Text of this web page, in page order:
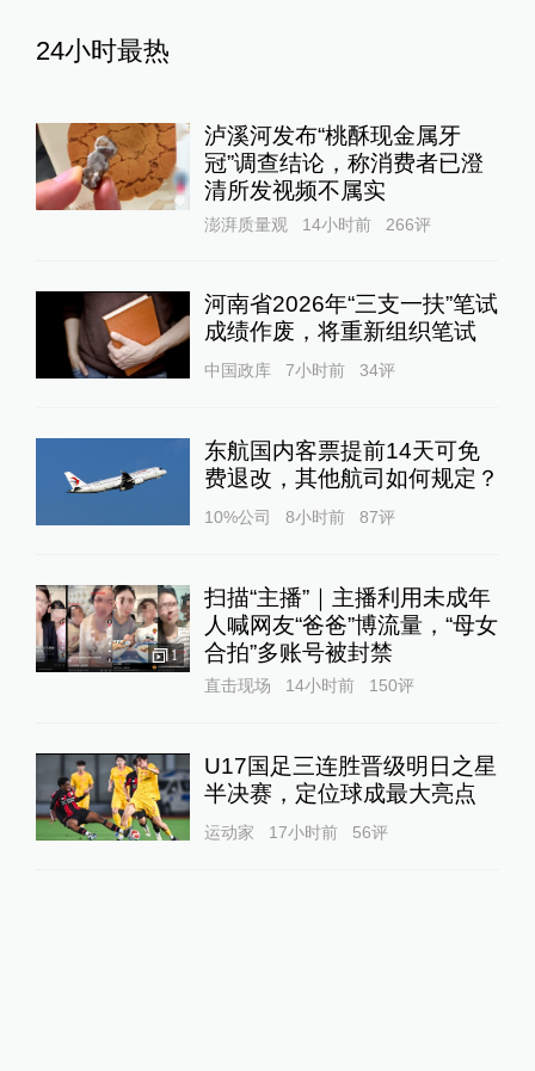
24小时最热
泸溪河发布“桃酥现金属牙
冠”调查结论，称消费者已澄
清所发视频不属实
澎湃质量观 14小时前 266评
河南省2026年“三支一扶”笔试
成绩作废，将重新组织笔试
中国政库 7小时前 34评
东航国内客票提前14天可免
费退改，其他航司如何规定？
10%公司 8小时前 87评
1
扫描“主播”｜主播利用未成年
人喊网友“爸爸”博流量，“母女
合拍”多账号被封禁
直击现场 14小时前 150评
U17国足三连胜晋级明日之星
半决赛，定位球成最大亮点
运动家 17小时前 56评